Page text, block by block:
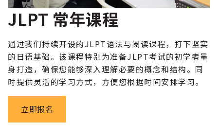
JLPT 常年课程
通过我们持续开设的JLPT语法与阅读课程，打下坚实
的日语基础。该课程特别为准备JLPT考试的初学者量
身打造，确保您能够深入理解必要的概念和结构。同
时提供灵活的学习方式，方便您根据时间安排学习。
立即报名